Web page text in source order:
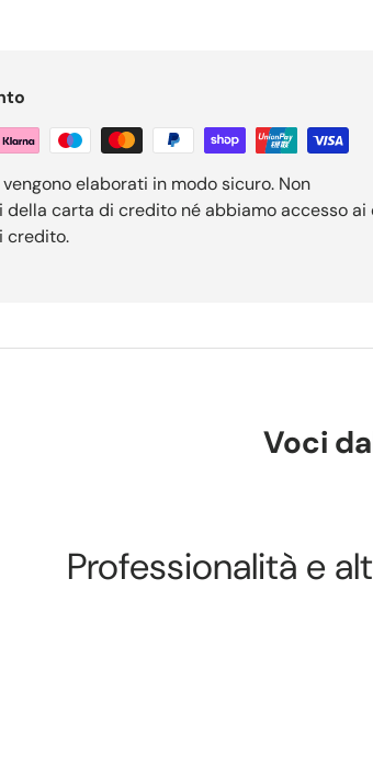
elaborati in modo sicuro. Non
della carta di credito né abbiamo accesso ai
credito.
Voci
Professionalità e